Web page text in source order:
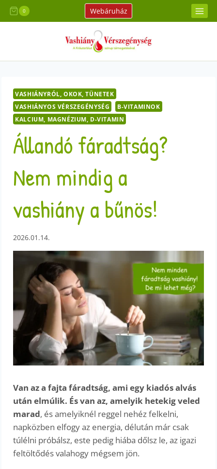
Skip
to
0 Webáruház
VASHIÁNYRÓL, OKOK, TÜNETEK
VASHIÁNYOS VÉRSZEGÉNYSÉG
B-VITAMINOK
KALCIUM, MAGNÉZIUM, D-VITAMIN
Állandó fáradtság?
Nem mindig a
vashiány a bűnös!
2026.01.14.
Van az a fajta fáradtság, ami egy kiadós alvás
után elmúlik. És van az, amelyik hetekig veled
marad, és amelyiknél reggel nehéz felkelni,
napközben elfogy az energia, délután már csak
túlélni próbálsz, este pedig hiába dőlsz le, az igazi
feltöltődés valahogy mégsem jön.